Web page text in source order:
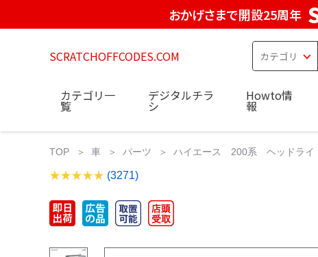
おかげさまで開設25周年
SCRATCHOFFCODES.COM
カテゴリ一
覧
デジタルチラ
シ
Howto情
報
TOP 車 パーツ ハイエース 200系 ヘッドライ
(3271)